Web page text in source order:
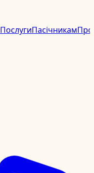
ПослугиПасічникамПро